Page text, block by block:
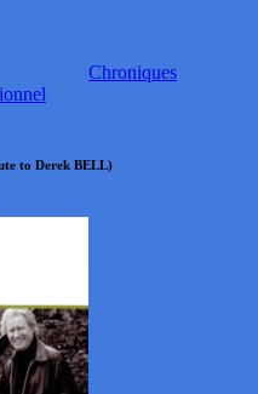
Chroniques
to Derek BELL)